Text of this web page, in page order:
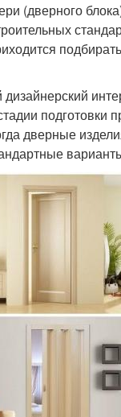
(дверного
дизайнерский
подготовки
дверные